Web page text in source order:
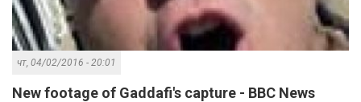
чт, 04/02/2016 - 20:01
New footage of Gaddafi's capture - BBC News